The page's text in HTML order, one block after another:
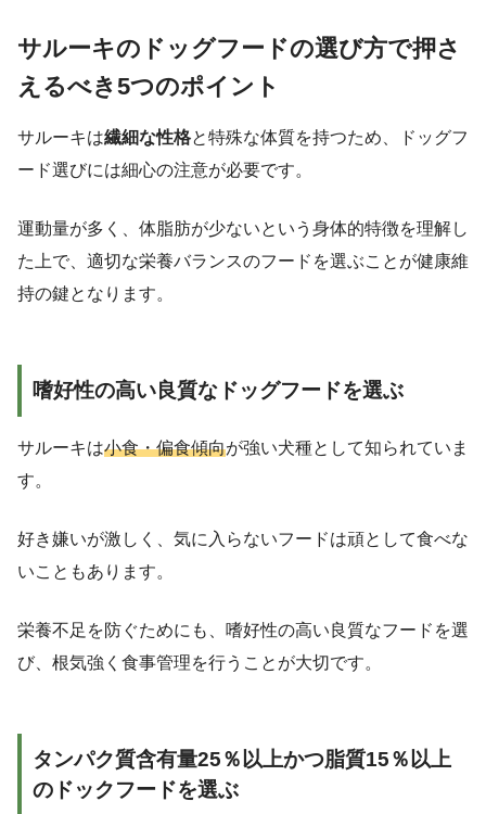
サルーキのドッグフードの選び方で押さ
えるべき5つのポイント
サルーキは繊細な性格と特殊な体質を持つため、ドッグフ
ード選びには細心の注意が必要です。
運動量が多く、体脂肪が少ないという身体的特徴を理解し
た上で、適切な栄養バランスのフードを選ぶことが健康維
持の鍵となります。
嗜好性の高い良質なドッグフードを選ぶ
サルーキは小食・偏食傾向が強い犬種として知られていま
す。
好き嫌いが激しく、気に入らないフードは頑として食べな
いこともあります。
栄養不足を防ぐためにも、嗜好性の高い良質なフードを選
び、根気強く食事管理を行うことが大切です。
タンパク質含有量25％以上かつ脂質15％以上
のドックフードを選ぶ